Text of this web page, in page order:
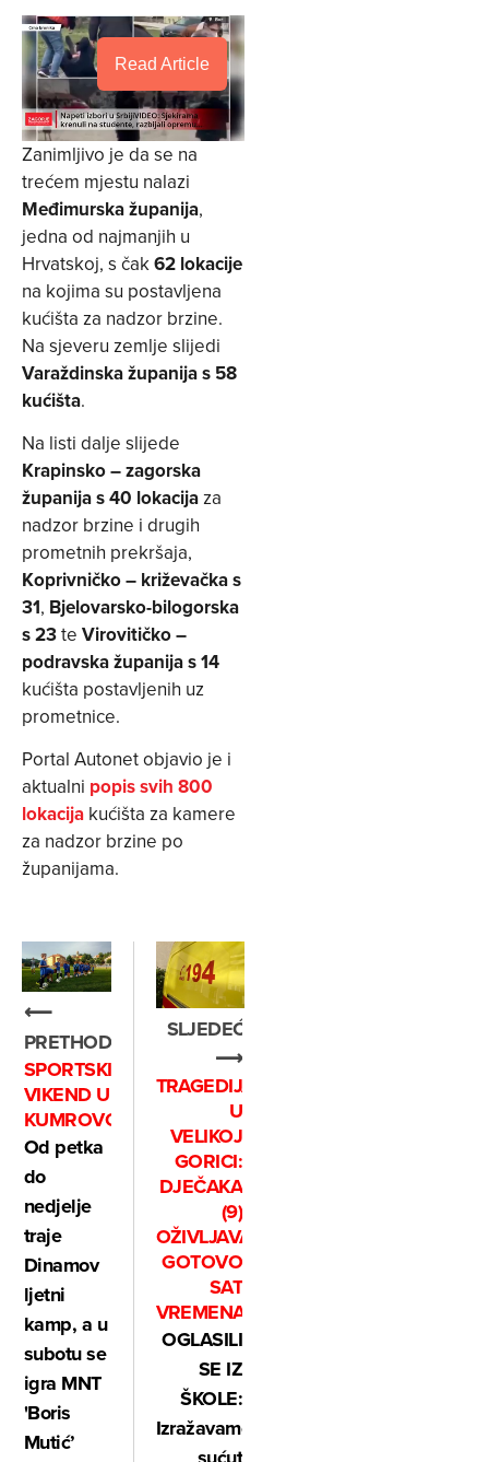
Read Article
Zanimljivo je da se na
trećem mjestu nalazi
Međimurska županija,
jedna od najmanjih u
Hrvatskoj, s čak62 lokacije
na kojima su postavljena
kućišta za nadzor brzine.
Na sjeveru zemlje slijedi
Varaždinska županija s 58
kućišta.
Na listi dalje slijede
Krapinsko – zagorska
županija s 40 lokacijaza
nadzor brzine i drugih
prometnih prekršaja,
Koprivničko – križevačka s
31, Bjelovarsko-bilogorska
s 23te Virovitičko –
podravska županija s 14
kućišta postavljenih uz
prometnice.
Portal Autonet objavio je i
aktualni popis svih 800
lokacija kućišta za kamere
za nadzor brzine po
županijama.
⟵
PRETHODNO
SPORTSKI
VIKEND U
KUMROVCU
Od petka
do
nedjelje
traje
Dinamov
ljetni
kamp, a u
subotu se
igra MNT
'Boris
Mutić’
SLJEDEĆE
⟶
TRAGEDIJA
U
VELIKOJ
GORICI:
DJEČAKA
(9)
OŽIVLJAVALI
GOTOVO
SAT
VREMENA
OGLASILI
SE IZ
ŠKOLE:
Izražavamo